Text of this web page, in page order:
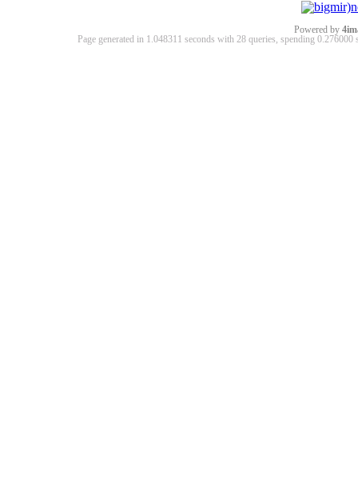
Powered by
Page generated in 1.048311 seconds with 28 queries, spending